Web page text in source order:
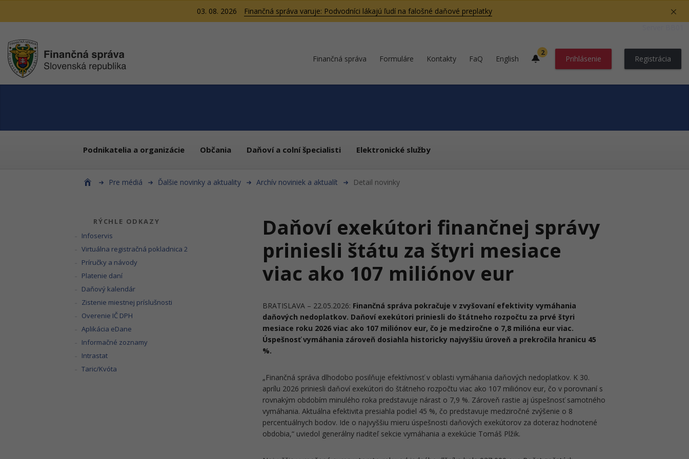
03. 08. 2026
Finančná správa varuje: Podvodníci lákajú ľudí na falošné daňové preplatky
Finančná správa Formuláre Kontakty FaQ English
2
Prihlásenie Registrácia
Podnikatelia a organizácie Občania Daňoví a colní špecialisti Elektronické služby
Pre médiá Ďalšie novinky a aktuality Archív noviniek a aktualít Detail novinky
RÝCHLE ODKAZY
Infoservis
Virtuálna registračná pokladnica 2
Príručky a návody
Platenie daní
Daňový kalendár
Zistenie miestnej príslušnosti
Overenie IČ DPH
Aplikácia eDane
Informačné zoznamy
Intrastat
Taric/Kvóta
Daňoví exekútori finančnej správy
priniesli štátu za štyri mesiace
viac ako 107 miliónov eur
BRATISLAVA – 22.05.2026: Finančná správa pokračuje v zvyšovaní efektivity vymáhania
daňových nedoplatkov. Daňoví exekútori priniesli do štátneho rozpočtu za prvé štyri
mesiace roku 2026 viac ako 107 miliónov eur, čo je medziročne o 7,8 milióna eur viac.
Úspešnosť vymáhania zároveň dosiahla historicky najvyššiu úroveň a prekročila hranicu 45
%.
„Finančná správa dlhodobo posilňuje efektívnosť v oblasti vymáhania daňových nedoplatkov. K 30.
aprílu 2026 priniesli daňoví exekútori do štátneho rozpočtu viac ako 107 miliónov eur, čo v porovnaní s
rovnakým obdobím minulého roka predstavuje nárast o 7,9 %. Zároveň rastie aj úspešnosť samotného
vymáhania. Aktuálna efektivita presiahla podiel 45 %, čo predstavuje medziročné zvýšenie o 8
percentuálnych bodov. Ide o najvyššiu mieru úspešnosti daňových exekútorov za doteraz hodnotené
obdobia,“ uviedol generálny riaditeľ sekcie vymáhania a exekúcie Tomáš Plžik.